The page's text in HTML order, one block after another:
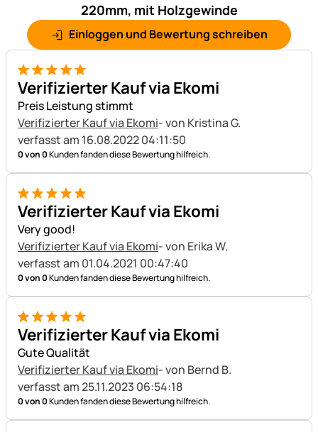
220mm, mit Holzgewinde
Einloggen und Bewertung schreiben
5 von 5
Verifizierter Kauf via Ekomi
Preis Leistung stimmt
Verifizierter Kauf via Ekomi- von Kristina G.
verfasst am 16.08.2022 04:11:50
0 von 0Kunden fanden diese Bewertung hilfreich.
5 von 5
Verifizierter Kauf via Ekomi
Very good!
Verifizierter Kauf via Ekomi- von Erika W.
verfasst am 01.04.2021 00:47:40
0 von 0Kunden fanden diese Bewertung hilfreich.
5 von 5
Verifizierter Kauf via Ekomi
Gute Qualität
Verifizierter Kauf via Ekomi- von Bernd B.
verfasst am 25.11.2023 06:54:18
0 von 0Kunden fanden diese Bewertung hilfreich.